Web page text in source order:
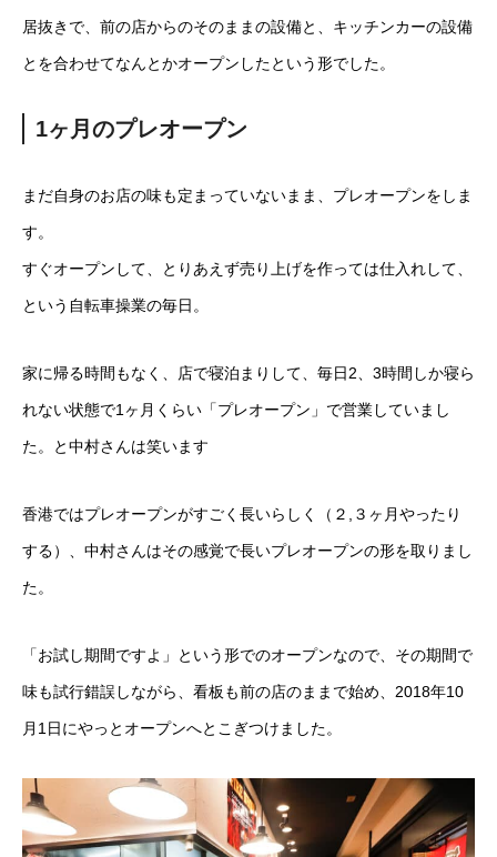
居抜きで、前の店からのそのままの設備と、キッチンカーの設備
とを合わせてなんとかオープンしたという形でした。
1ヶ月のプレオープン
まだ自身のお店の味も定まっていないまま、プレオープンをしま
す。
すぐオープンして、とりあえず売り上げを作っては仕入れして、
という自転車操業の毎日。
家に帰る時間もなく、店で寝泊まりして、毎日2、3時間しか寝ら
れない状態で1ヶ月くらい「プレオープン」で営業していまし
た。と中村さんは笑います
香港ではプレオープンがすごく長いらしく（２,３ヶ月やったり
する）、中村さんはその感覚で長いプレオープンの形を取りまし
た。
「お試し期間ですよ」という形でのオープンなので、その期間で
味も試行錯誤しながら、看板も前の店のままで始め、2018年10
月1日にやっとオープンへとこぎつけました。